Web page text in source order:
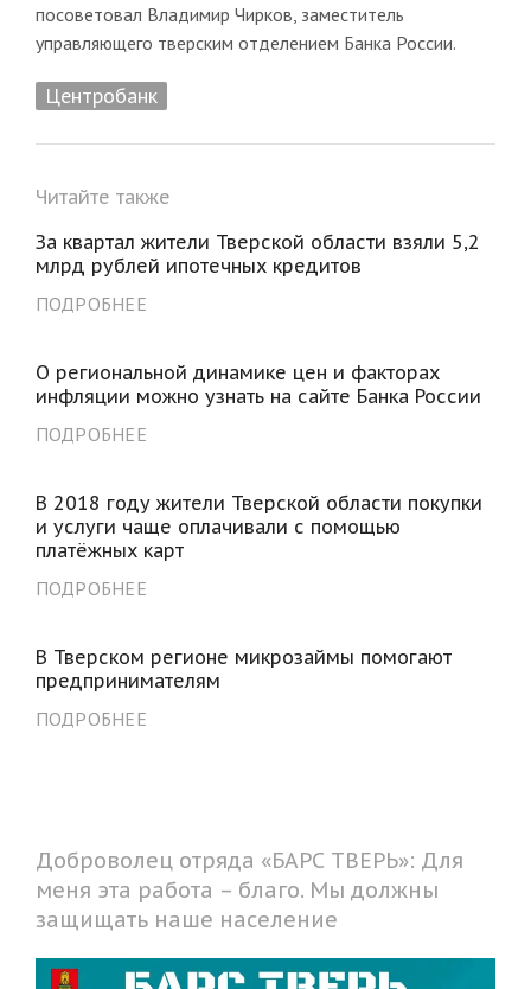
посоветовал Владимир Чирков, заместитель
управляющего тверским отделением Банка России.
Центробанк
Читайте также
За квартал жители Тверской области взяли 5,2
млрд рублей ипотечных кредитов
ПОДРОБНЕЕ
О региональной динамике цен и факторах
инфляции можно узнать на сайте Банка России
ПОДРОБНЕЕ
В 2018 году жители Тверской области покупки
и услуги чаще оплачивали с помощью
платёжных карт
ПОДРОБНЕЕ
В Тверском регионе микрозаймы помогают
предпринимателям
ПОДРОБНЕЕ
Доброволец отряда «БАРС ТВЕРЬ»: Для
меня эта работа – благо. Мы должны
защищать наше население